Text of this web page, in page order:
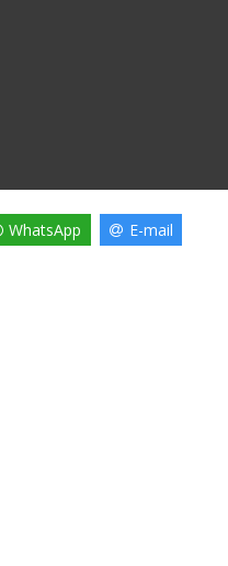
WhatsApp E-mail